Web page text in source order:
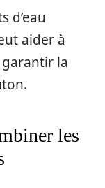
d’eau
aider à
garantir la
les